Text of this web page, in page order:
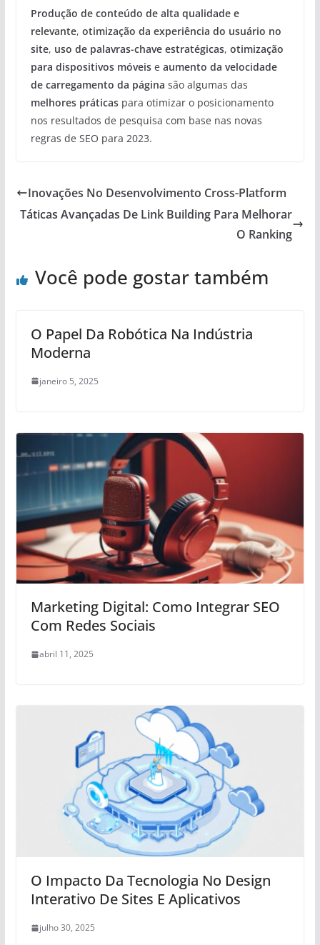
Produção de conteúdo de alta qualidade e
relevante, otimização da experiência do usuário no
site, uso de palavras-chave estratégicas, otimização
para dispositivos móveise aumento da velocidade
de carregamento da página são algumas das
melhores práticaspara otimizar o posicionamento
nos resultados de pesquisa com base nas novas
regras de SEO para 2023.
Inovações No Desenvolvimento Cross-Platform
Táticas Avançadas De Link Building Para Melhorar
O Ranking
Você pode gostar também
O Papel Da Robótica Na Indústria
Moderna
janeiro 5, 2025
Marketing Digital: Como Integrar SEO
Com Redes Sociais
abril 11, 2025
O Impacto Da Tecnologia No Design
Interativo De Sites E Aplicativos
julho 30, 2025